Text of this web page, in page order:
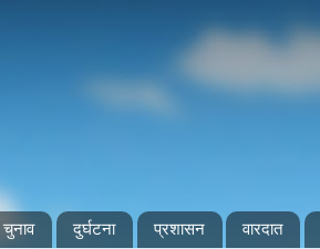
चुनाव दुर्घटना प्रशासन वारदात